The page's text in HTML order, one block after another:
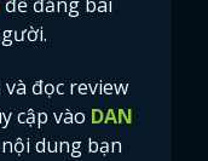
GOOGLE
để đăng bài
đọc review
cập vào DAN
dung bạn